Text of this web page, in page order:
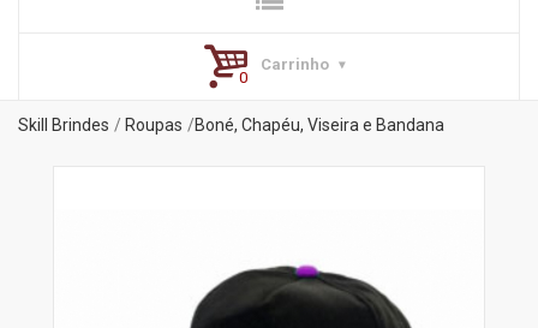
Carrinho
Skill Brindes Roupas Boné, Chapéu, Viseira e Bandana